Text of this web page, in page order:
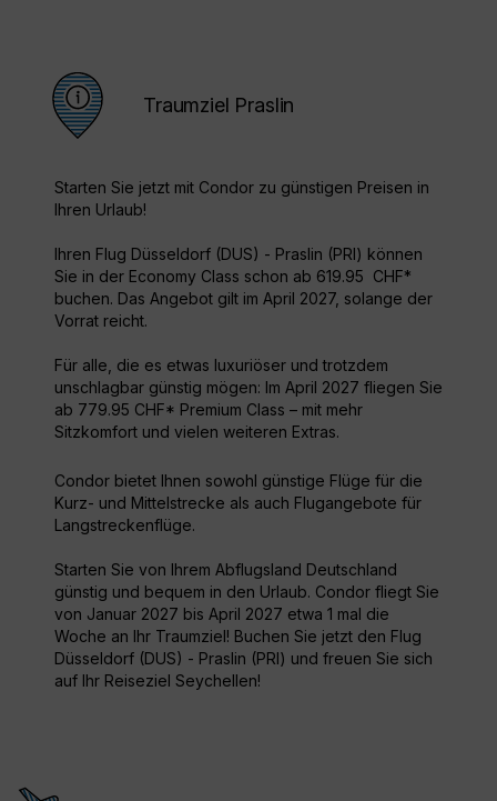
Traumziel Praslin
Starten Sie jetzt mit Condor zu günstigen Preisen in
Ihren Urlaub!
Ihren Flug Düsseldorf (DUS) - Praslin (PRI) können
Sie in der Economy Class schon ab 619.95 CHF*
buchen. Das Angebot gilt im April 2027, solange der
Vorrat reicht.
Für alle, die es etwas luxuriöser und trotzdem
unschlagbar günstig mögen: Im April 2027 fliegen Sie
ab 779.95 CHF* Premium Class – mit mehr
Sitzkomfort und vielen weiteren Extras.
Condor bietet Ihnen sowohl günstige Flüge für die
Kurz- und Mittelstrecke als auch Flugangebote für
Langstreckenflüge.
Starten Sie von Ihrem Abflugsland Deutschland
günstig und bequem in den Urlaub. Condor fliegt Sie
von Januar 2027 bis April 2027 etwa 1 mal die
Woche an Ihr Traumziel! Buchen Sie jetzt den Flug
Düsseldorf (DUS) - Praslin (PRI) und freuen Sie sich
auf Ihr Reiseziel Seychellen!